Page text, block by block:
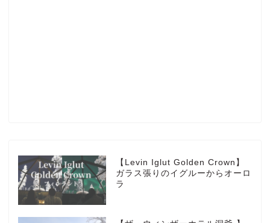
【Levin Iglut Golden Crown】
ガラス張りのイグルーからオーロ
ラ
HOTEL